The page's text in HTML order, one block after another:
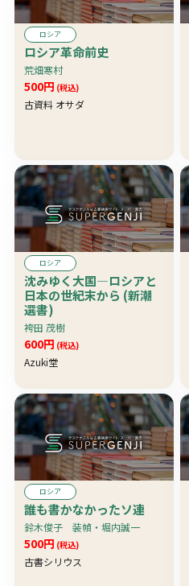
ロシア
ロシア革命前史
荒畑寒村
500円 (税込)
古資料 オサダ
ロシア
沈みゆく大国―ロシアと
日本の世紀末から (新潮
選書)
袴田 茂樹
600円 (税込)
Azuki堂
ロシア
誰も書かなかったソ連
鈴木俊子 装幀・堀内誠一
500円 (税込)
古書シリウス